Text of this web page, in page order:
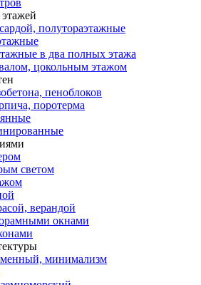
полутораэтажные
в два полных этажа
цокольным этажом
пеноблоков
поротерма
светом
верандой
окнами
минимализм